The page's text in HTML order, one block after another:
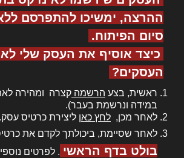
ההרצה, ימשיכו להתפרסם
סיום הפיתוח.
כיצד אוסיף את העסק שלי
העסקים?
ראשית, בצע הרשמה קצרה ומהירה
במידה ונרשמת בעבר).
לאחר מכן, לחץ כאן ליצירת כרטיס עסק.
לאחר שסיימת, ביכולתך לקדם את
בולט בדף הראשי . לפרטים